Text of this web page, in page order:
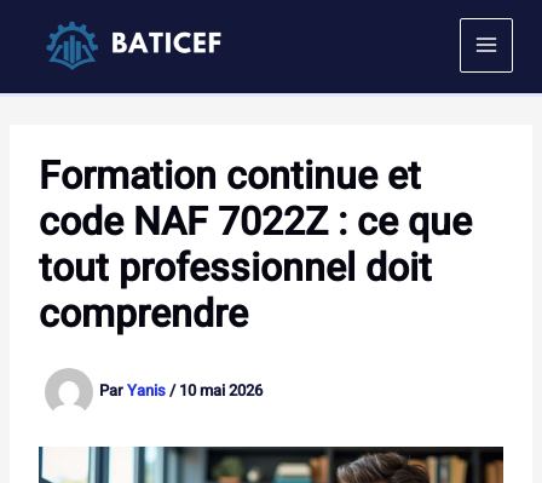
contenu
Formation continue et
code NAF 7022Z : ce que
tout professionnel doit
comprendre
ParYanis/10 mai 2026